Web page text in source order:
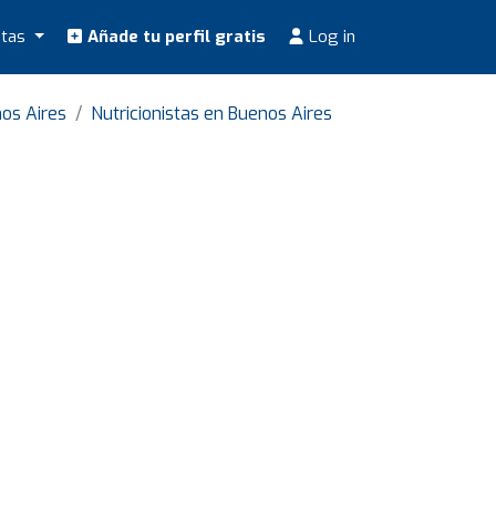
Añade tu perfil gratis Log in
Aires Nutricionistas en Buenos Aires